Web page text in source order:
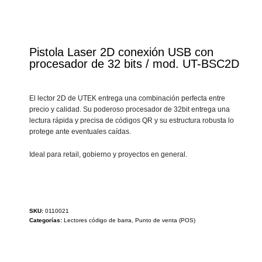
Pistola Laser 2D conexión USB con
procesador de 32 bits / mod. UT-BSC2D
El lector 2D de UTEK entrega una combinación perfecta entre
precio y calidad. Su poderoso procesador de 32bit entrega una
lectura rápida y precisa de códigos QR y su estructura robusta lo
protege ante eventuales caídas.
Ideal para retail, gobierno y proyectos en general.
SKU: 0110021
Categorías: Lectores código de barra Punto de venta (POS)